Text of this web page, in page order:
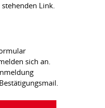
Link.
sich an.